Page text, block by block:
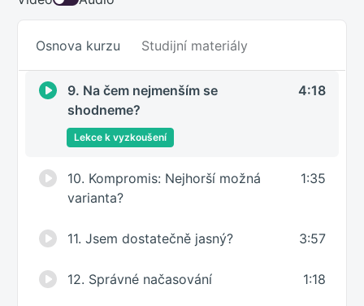
Osnova kurzu Studijní materiály
Nebo ne?
9. Na čem nejmenším se
shodneme?
4:18
Lekce k vyzkoušení
10. Kompromis: Nejhorší možná
varianta?
1:35
11. Jsem dostatečně jasný? 3:57
12. Správné načasování 1:18